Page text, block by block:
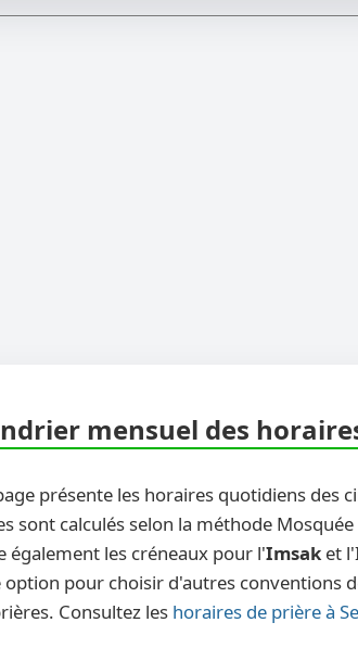
mensuel des
présente les horaires quotidiens des
sont calculés selon la méthode
également les créneaux pour l'Imsak et
option pour choisir d'autres conventions
Consultez les horaires de prière à